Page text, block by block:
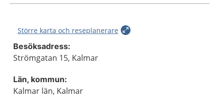
Större karta och reseplanerare
Besöksadress:
Strömgatan 15, Kalmar
Län, kommun:
Kalmar län, Kalmar